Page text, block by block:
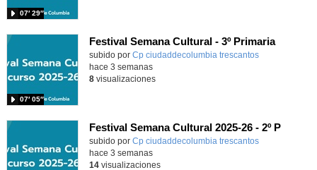
07′ 29″
Festival Semana Cultural - 3º Primaria
subido por Cp ciudaddecolumbia trescantos
07′ 05″
-
hace 3 semanas
8visualizaciones
Festival Semana Cultural 2025-26 - 2º P
subido por Cp ciudaddecolumbia trescantos-
hace 3 semanas
14visualizaciones